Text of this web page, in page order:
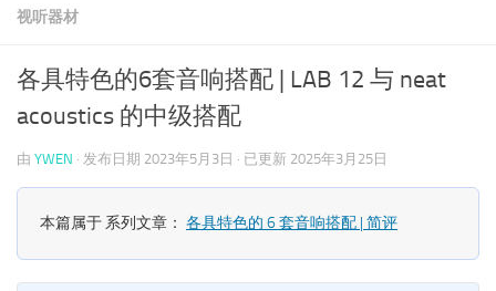
视听器材
各具特色的6套音响搭配 | LAB 12 与 neat
acoustics 的中级搭配
由 YWEN · 发布日期 2023年5月3日 · 已更新 2025年3月25日
本篇属于 系列文章： 各具特色的 6 套音响搭配 | 简评